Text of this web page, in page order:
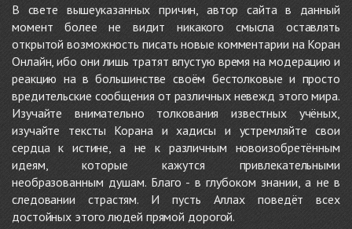
В свете вышеуказанных причин, автор сайта в данный
момент более не видит никакого смысла оставлять
открытой возможность писать новые комментарии на Коран
Онлайн, ибо они лишь тратят впустую время на модерацию и
реакцию на в большинстве своём бестолковые и просто
вредительские сообщения от различных невежд этого мира.
Изучайте внимательно толкования известных учёных,
изучайте тексты Корана и хадисы и устремляйте свои
сердца к истине, а не к различным новоизобретённым
идеям, которые кажутся привлекательными
необразованным душам. Благо - в глубоком знании, а не в
следовании страстям. И пусть Аллах поведёт всех
достойных этого людей прямой дорогой.